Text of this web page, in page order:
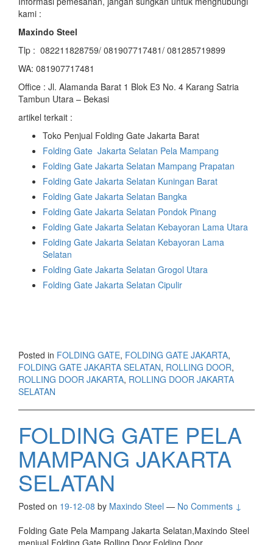
kami :
Maxindo Steel
Tlp : 082211828759/ 081907717481/ 081285719899
WA: 081907717481
Office : Jl. Alamanda Barat 1 Blok E3 No. 4 Karang Satria
Tambun Utara – Bekasi
artikel terkait :
Toko Penjual Folding Gate Jakarta Barat
Folding Gate Jakarta Selatan Pela Mampang
Folding Gate Jakarta Selatan Mampang Prapatan
Folding Gate Jakarta Selatan Kuningan Barat
Folding Gate Jakarta Selatan Bangka
Folding Gate Jakarta Selatan Pondok Pinang
Folding Gate Jakarta Selatan Kebayoran Lama Utara
Folding Gate Jakarta Selatan Kebayoran Lama
Selatan
Folding Gate Jakarta Selatan Grogol Utara
Folding Gate Jakarta Selatan Cipulir
Posted in FOLDING GATE, FOLDING GATE JAKARTA,
FOLDING GATE JAKARTA SELATAN, ROLLING DOOR,
ROLLING DOOR JAKARTA, ROLLING DOOR JAKARTA
SELATAN
FOLDING GATE PELA
MAMPANG JAKARTA
SELATAN
Posted on 19-12-08 by Maxindo Steel — No Comments ↓
Folding Gate Pela Mampang Jakarta Selatan,Maxindo Steel